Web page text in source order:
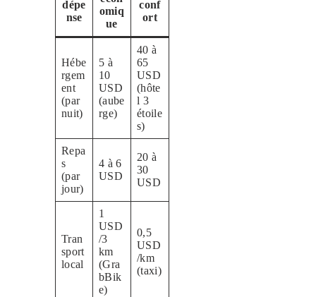
dépe
nse
omiq
ue
conf
ort
Hébe
rgem
ent
(par
nuit)
5 à
10
USD
(aube
rge)
40 à
65
USD
(hôte
l 3
étoile
s)
Repa
s
(par
jour)
4 à 6
USD
20 à
30
USD
Tran
sport
local
1
USD
/3
km
(Gra
bBik
e)
0,5
USD
/km
(taxi)